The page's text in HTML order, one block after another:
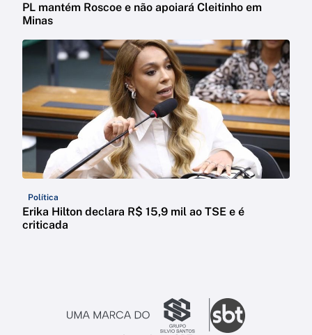
PL mantém Roscoe e não apoiará Cleitinho em
Minas
Política
Erika Hilton declara R$ 15,9 mil ao TSE e é
criticada